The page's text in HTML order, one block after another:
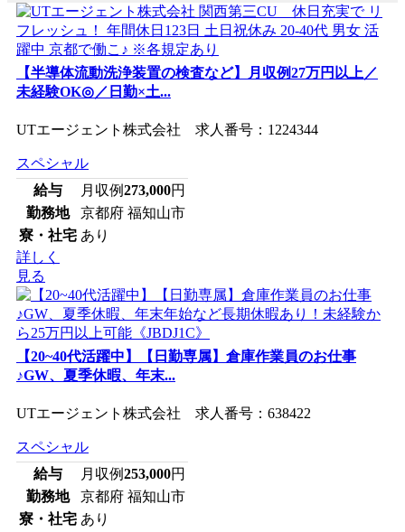
【半導体流動洗浄装置の検査など】月収例27万円以上／
未経験OK◎／日勤×土...
UTエージェント株式会社 求人番号：1224344
スペシャル
給与
月収例273,000円
勤務地
京都府 福知山市
寮・社宅 あり
詳しく
見る
【20~40代活躍中】【日勤専属】倉庫作業員のお仕事
♪GW、夏季休暇、年末...
UTエージェント株式会社 求人番号：638422
スペシャル
給与
月収例253,000円
勤務地
京都府 福知山市
寮・社宅 あり